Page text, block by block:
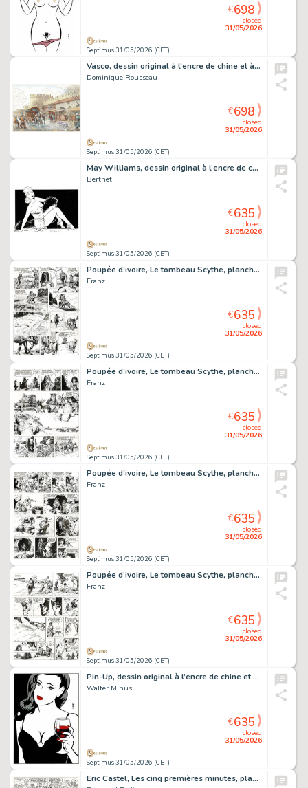
Septimus 31/05/2026 (CET)
closed
31/05/2026
€698
Vasco, dessin original à l’encre de chine et à l’aquarelle.
Dominique Rousseau
Septimus 31/05/2026 (CET)
closed
31/05/2026
€698
May Williams, dessin original à l’encre de chine réalisé pour une série de carte. On joint la publication.
Berthet
Septimus 31/05/2026 (CET)
closed
31/05/2026
€635
Poupée d’ivoire, Le tombeau Scythe, planche originale à l’encre de chine.
Franz
Septimus 31/05/2026 (CET)
closed
31/05/2026
€635
Poupée d’ivoire, Le tombeau Scythe, planche originale à l’encre de chine.
Franz
Septimus 31/05/2026 (CET)
closed
31/05/2026
€635
Poupée d’ivoire, Le tombeau Scythe, planche originale à l’encre de chine.
Franz
Septimus 31/05/2026 (CET)
closed
31/05/2026
€635
Poupée d’ivoire, Le tombeau Scythe, planche originale à l’encre de chine.
Franz
Septimus 31/05/2026 (CET)
closed
31/05/2026
€635
Pin-Up, dessin original à l’encre de chine et à l’aquarelle.
Walter Minus
Septimus 31/05/2026 (CET)
closed
31/05/2026
€635
Eric Castel, Les cinq premières minutes, planche originale à l’encre de chine.